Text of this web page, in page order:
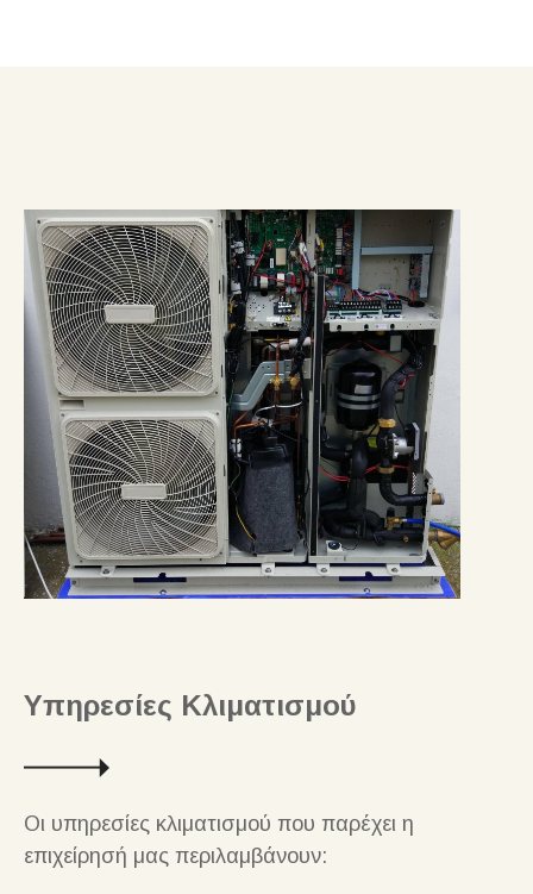
Υπηρεσίες Κλιματισμού
Οι υπηρεσίες κλιματισμού που παρέχει η
επιχείρησή μας περιλαμβάνουν: